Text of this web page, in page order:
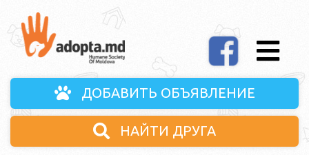
ДОБАВИТЬ ОБЪЯВЛЕНИЕ
НАЙТИ ДРУГА